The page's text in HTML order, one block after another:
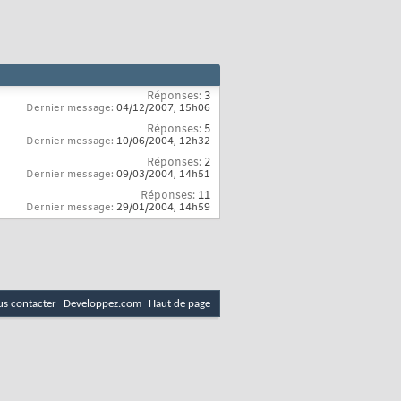
Réponses: 3
Dernier message: 04/12/2007, 15h06
Réponses: 5
Dernier message: 10/06/2004, 12h32
Réponses: 2
Dernier message: 09/03/2004, 14h51
Réponses: 11
Dernier message: 29/01/2004, 14h59
contacter Developpez.com Haut de page